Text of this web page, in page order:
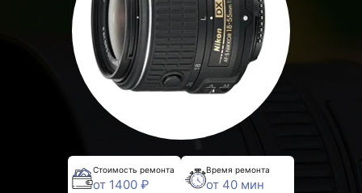
Стоимость ремонта
от 1400 ₽
Время ремонта
от 40 мин